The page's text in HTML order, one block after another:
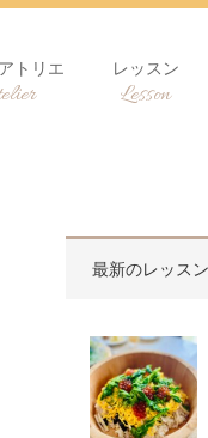
トリエ レッスン
Lesson
最新のレッス